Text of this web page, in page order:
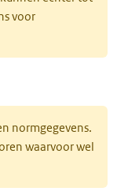
voor
normgegevens.
waarvoor wel